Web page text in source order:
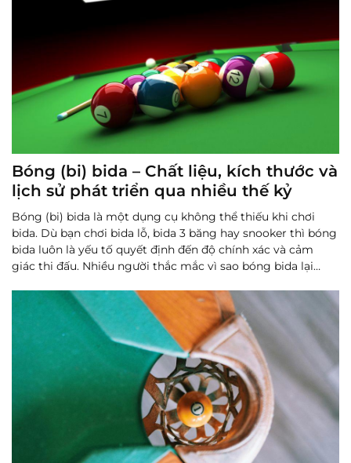
Bóng (bi) bida – Chất liệu, kích thước và
lịch sử phát triển qua nhiều thế kỷ
Bóng (bi) bida là một dụng cụ không thể thiếu khi chơi
bida. Dù bạn chơi bida lỗ, bida 3 băng hay snooker thì bóng
bida luôn là yếu tố quyết định đến độ chính xác và cảm
giác thi đấu. Nhiều người thắc mắc vì sao bóng bida lại